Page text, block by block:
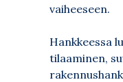
vaiheeseen.
Hankkeessa
tilaaminen,